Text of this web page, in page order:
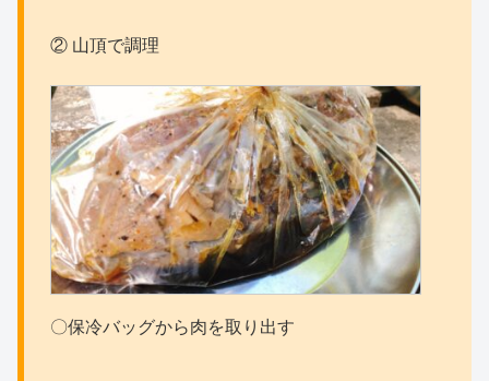
② 山頂で調理
〇保冷バッグから肉を取り出す